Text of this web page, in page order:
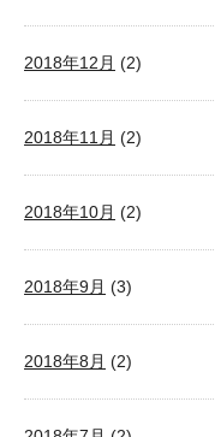
2018年12月 (2)
2018年11月 (2)
2018年10月 (2)
2018年9月 (3)
2018年8月 (2)